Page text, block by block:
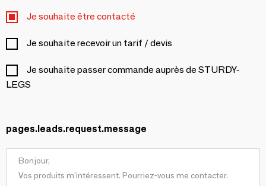
Je souhaite être contacté
Je souhaite recevoir un tarif / devis
Je souhaite passer commande auprès de STURDY-
LEGS
pages.leads.request.message